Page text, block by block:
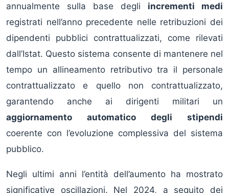
annualmente sulla base degli incrementi medi
registrati nell’anno precedente nelle retribuzioni dei
dipendenti pubblici contrattualizzati, come rilevati
dall’Istat. Questo sistema consente di mantenere nel
tempo un allineamento retributivo tra il personale
contrattualizzato e quello non contrattualizzato,
garantendo anche ai dirigenti militari un
aggiornamento automatico degli stipendi
coerente con l’evoluzione complessiva del sistema
pubblico.
Negli ultimi anni l’entità dell’aumento ha mostrato
significative oscillazioni. Nel 2024, a seguito dei